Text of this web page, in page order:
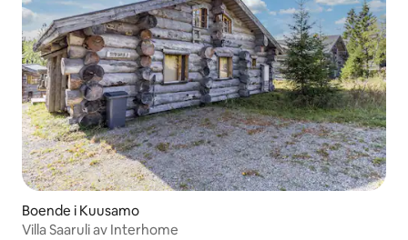
Boende i Kuusamo
Villa Saaruli av Interhome